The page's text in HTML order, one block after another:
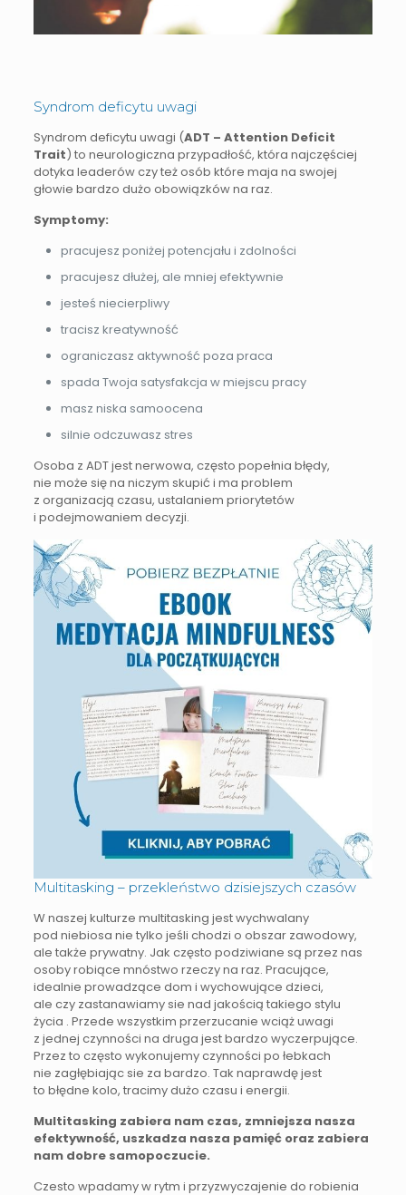
Syndrom deficytu uwagi
Syndrom deficytu uwagi (ADT – Attention Deficit
Trait) to neurologiczna przypadłość, która najczęściej
dotyka leaderów czy też osób które maja na swojej
głowie bardzo dużo obowiązków na raz.
Symptomy:
pracujesz poniżej potencjału i zdolności
pracujesz dłużej, ale mniej efektywnie
jesteś niecierpliwy
tracisz kreatywność
ograniczasz aktywność poza praca
spada Twoja satysfakcja w miejscu pracy
masz niska samoocena
silnie odczuwasz stres
Osoba z ADT jest nerwowa, często popełnia błędy,
nie może się na niczym skupić i ma problem
z organizacją czasu, ustalaniem priorytetów
i podejmowaniem decyzji.
Multitasking – przekleństwo dzisiejszych czasów
W naszej kulturze multitasking jest wychwalany
pod niebiosa nie tylko jeśli chodzi o obszar zawodowy,
ale także prywatny. Jak często podziwiane są przez nas
osoby robiące mnóstwo rzeczy na raz. Pracujące,
idealnie prowadzące dom i wychowujące dzieci,
ale czy zastanawiamy sie nad jakością takiego stylu
życia . Przede wszystkim przerzucanie wciąż uwagi
z jednej czynności na druga jest bardzo wyczerpujące.
Przez to często wykonujemy czynności po łebkach
nie zagłębiając sie za bardzo. Tak naprawdę jest
to błędne kolo, tracimy dużo czasu i energii.
Multitasking zabiera nam czas, zmniejsza nasza
efektywność, uszkadza nasza pamięć oraz zabiera
nam dobre samopoczucie.
Czesto wpadamy w rytm i przyzwyczajenie do robienia